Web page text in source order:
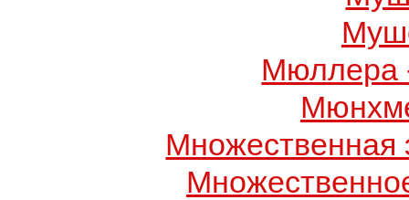
Мюллера
Множественная